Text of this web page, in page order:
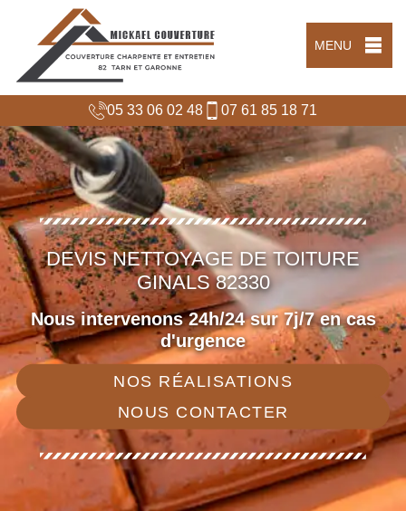
MENU
05 33 06 02 48 07 61 85 18 71
DEVIS NETTOYAGE DE TOITURE
GINALS 82330
Nous intervenons 24h/24 sur 7j/7 en cas
d'urgence
NOS RÉALISATIONS
NOUS CONTACTER